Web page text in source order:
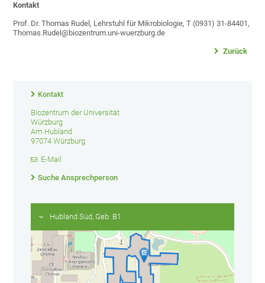
Kontakt
Prof. Dr. Thomas Rudel, Lehrstuhl für Mikrobiologie, T (0931) 31-84401,
Thomas.Rudel@biozentrum.uni-wuerzburg.de
Zurück
Kontakt
Biozentrum der Universität
Würzburg
Am Hubland
97074 Würzburg
E-Mail
Suche Ansprechperson
Hubland Süd, Geb. B1